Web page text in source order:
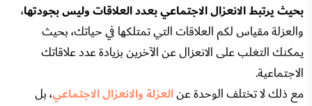
بحيث يرتبط الانعزال الاجتماعي بعدد العلاقات وليس بجودتها،
والعزلة مقياس لكم العلاقات التي تمتلكها في حياتك، بحيث
يمكنك التغلب على الانعزال عن الآخرين بزيادة عدد علاقاتك
الاجتماعية.
مع ذلك لا تختلف الوحدة عنالعزلة والانعزال الاجتماعي، بل